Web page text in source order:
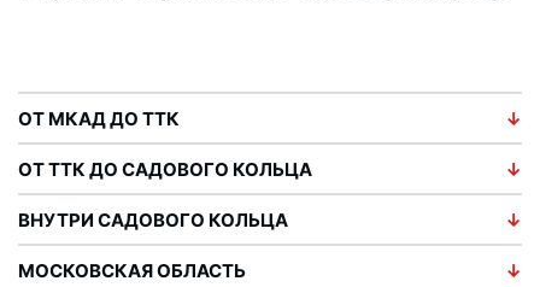
ОТ МКАД ДО ТТК
ОТ ТТК ДО САДОВОГО КОЛЬЦА
ВНУТРИ САДОВОГО КОЛЬЦА
МОСКОВСКАЯ ОБЛАСТЬ